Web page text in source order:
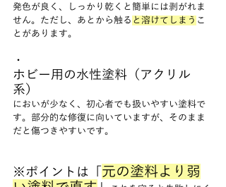
発色が良く、しっかり乾くと簡単には剥がれま
せん。ただし、あとから触る と溶けてしまう こ
とがあります。
・
ホビー用の水性塗料（アクリル
系）
においが少なく、初心者でも扱いやすい塗料で
す。部分的な修復に向いていますが、そのまま
だと傷つきやすいです。
※ポイントは「 元の塗料より弱